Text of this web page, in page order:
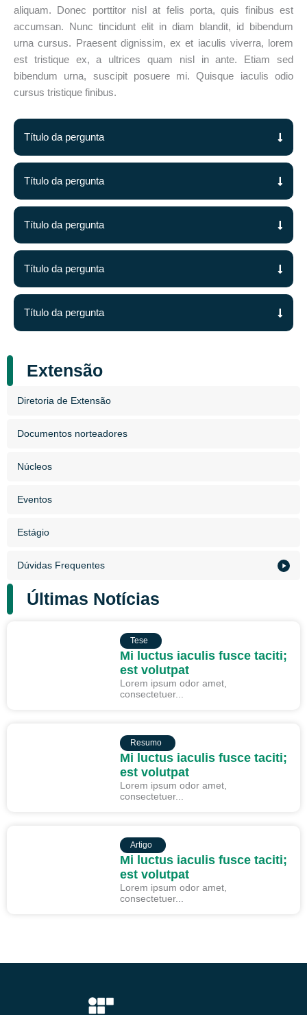
aliquam. Donec porttitor nisl at felis porta, quis finibus est
accumsan. Nunc tincidunt elit in diam blandit, id bibendum
urna cursus. Praesent dignissim, ex et iaculis viverra, lorem
est tristique ex, a ultrices quam nisl in ante. Etiam sed
bibendum urna, suscipit posuere mi. Quisque iaculis odio
cursus tristique finibus.
Título da pergunta
Título da pergunta
Título da pergunta
Título da pergunta
Título da pergunta
Extensão
Diretoria de Extensão
Documentos norteadores
Núcleos
Eventos
Estágio
Dúvidas Frequentes
Últimas Notícias
Tese
Mi luctus iaculis fusce taciti;
est volutpat
Lorem ipsum odor amet,
consectetuer...
Resumo
Mi luctus iaculis fusce taciti;
est volutpat
Lorem ipsum odor amet,
consectetuer...
Artigo
Mi luctus iaculis fusce taciti;
est volutpat
Lorem ipsum odor amet,
consectetuer...